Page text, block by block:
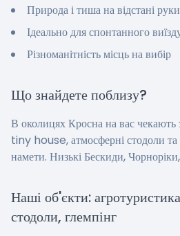
Природа і тиша на відстані руки
Ідеально для спонтанного
Різноманітність місць на вибір
Що знайдете поблизу?
В околицях Кросна на вас чекають
tiny house, атмосферні стодоли та
намети. Низькі Бескиди,
Наші об'єкти:
стодоли, глемпінг